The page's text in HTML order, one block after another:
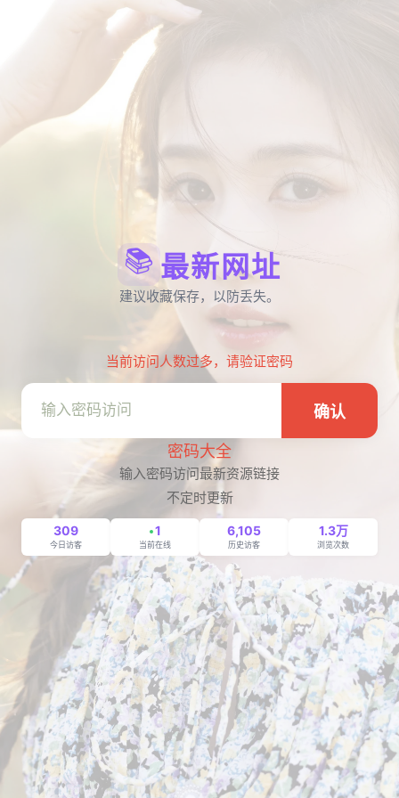
📚 最新网址
建议收藏保存，以防丢失。
当前访问人数过多，请验证密码
确认
密码大全
输入密码访问最新资源链接
不定时更新
309
今日访客
1
当前在线
6,105
历史访客
1.3万
浏览次数